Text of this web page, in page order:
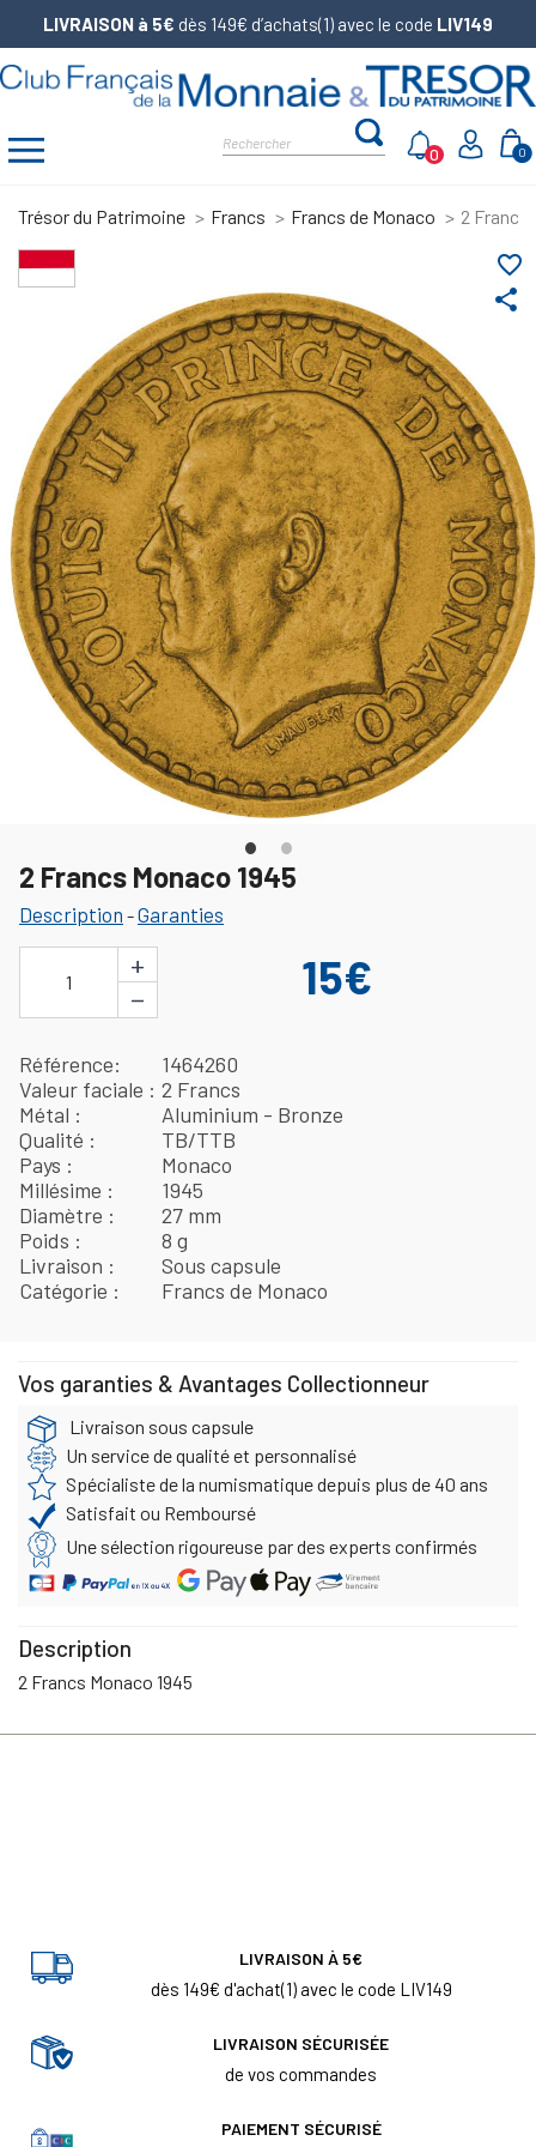
LIVRAISON à 5€ dès 149€ d’achats(1) avec le code LIV149
0
0
Trésor du Patrimoine Francs Francs de Monaco 2 Francs
share
favorite_border
2 Francs Monaco 1945
Description -Garanties
1
+
−
15€
Référence
1464260
Valeur faciale
2 Francs
Métal
Aluminium - Bronze
Qualité
TB/TTB
Pays
Monaco
Millésime
1945
Diamètre
27 mm
Poids
8 g
Livraison
Sous capsule
Catégorie
Francs de Monaco
Vos garanties & Avantages Collectionneur
Livraison sous capsule
Un service de qualité et personnalisé
Spécialiste de la numismatique depuis plus de 40 ans
Satisfait ou Remboursé
Une sélection rigoureuse par des experts confirmés
Description
2 Francs Monaco 1945
LIVRAISON À 5€
dès 149€ d'achat(1) avec le code LIV149
LIVRAISON SÉCURISÉE
de vos commandes
PAIEMENT SÉCURISÉ